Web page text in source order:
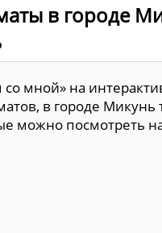
в городе
со мной» на
в городе Микунь
можно посмотреть